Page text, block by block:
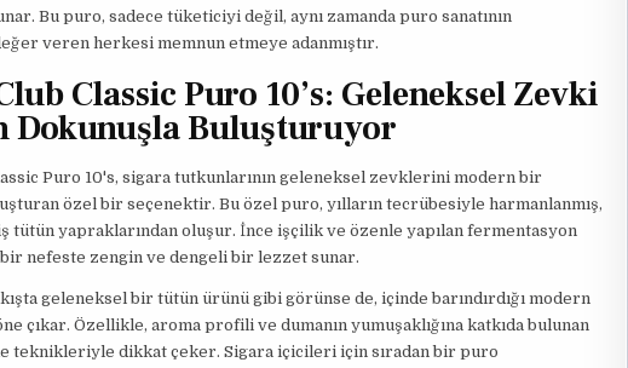
Bu puro, sadece tüketiciyi değil, aynı zamanda puro sanatının
veren herkesi memnun etmeye adanmıştır.
Classic Puro 10’s: Geleneksel Zevki
Dokunuşla Buluşturuyor
Puro 10's, sigara tutkunlarının geleneksel zevklerini modern bir
özel bir seçenektir. Bu özel puro, yılların tecrübesiyle harmanlanmış,
tütün yapraklarından oluşur. İnce işçilik ve özenle yapılan fermentasyon
nefeste zengin ve dengeli bir lezzet sunar.
geleneksel bir tütün ürünü gibi görünse de, içinde barındırdığı modern
çıkar. Özellikle, aroma profili ve dumanın yumuşaklığına katkıda bulunan
teknikleriyle dikkat çeker. Sigara içicileri için sıradan bir puro